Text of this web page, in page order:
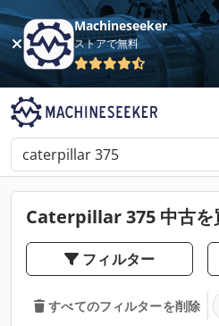
Machineseeker
ストアで無料
Caterpillar 375 中古を
フィルター
すべてのフィルターを削除